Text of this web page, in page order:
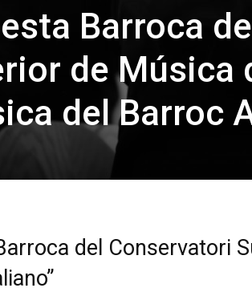
Barroca
de Música
del Barroc
del Conservatori